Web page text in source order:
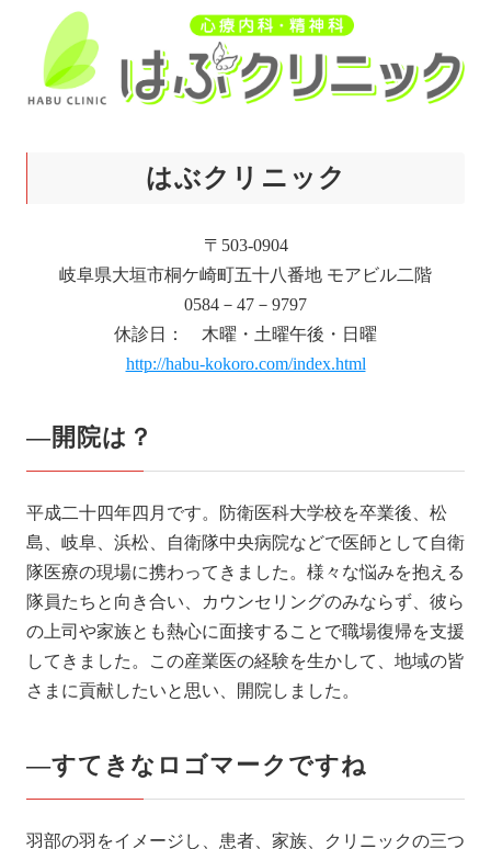
はぶクリニック
〒503-0904
岐阜県大垣市桐ケ崎町五十八番地 モアビル二階
0584－47－9797
休診日： 木曜・土曜午後・日曜
http://habu-kokoro.com/index.html
―開院は？
平成二十四年四月です。防衛医科大学校を卒業後、松
島、岐阜、浜松、自衛隊中央病院などで医師として自衛
隊医療の現場に携わってきました。様々な悩みを抱える
隊員たちと向き合い、カウンセリングのみならず、彼ら
の上司や家族とも熱心に面接することで職場復帰を支援
してきました。この産業医の経験を生かして、地域の皆
さまに貢献したいと思い、開院しました。
―すてきなロゴマークですね
羽部の羽をイメージし、患者、家族、クリニックの三つ